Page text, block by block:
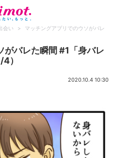
会い >
マッチングアプリでのウソがバレ
がバレた瞬間 #1「身バレ
）
2020.10.4 10:30